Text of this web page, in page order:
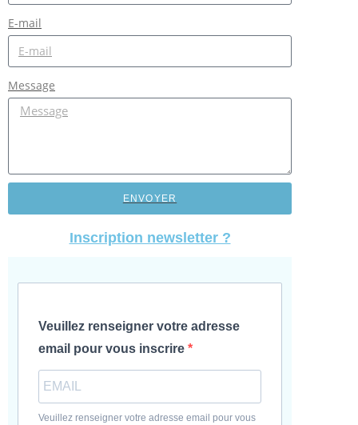
E-mail
Message
ENVOYER
Inscription newsletter ?
Veuillez renseigner votre adresse
email pour vous inscrire
Veuillez renseigner votre adresse email pour vous